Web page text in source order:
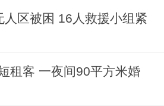
人区被困 16人救援小组紧
租客 一夜间90平方米婚